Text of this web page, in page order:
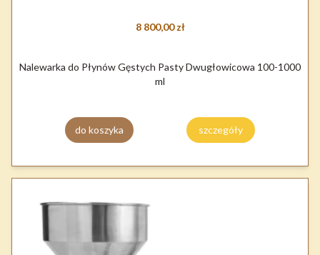
8 800,00 zł
Nalewarka do Płynów Gęstych Pasty Dwugłowicowa 100-1000
ml
do koszyka szczegóły